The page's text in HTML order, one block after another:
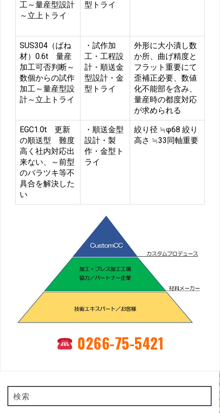
工～量産型設計
～立上トライ
型トライ
SUS304（ばね
材）0.6t 量産
加工可否判断～
数個からの試作
加工～量産型設
計～立上トライ
・試作加
工・工程設
計・順送金
型設計・金
型トライ
外形に大小潰し数
か所、曲げ精度と
フラット重要にて
歪補正必要、数値
化不能部を含み、
量産時の都度対応
が求められる
EGC1.0t 更新
の順送型 難度
高く社内対応出
来ない、～前型
のバラツキ等不
具合を解決した
い
・順送金型
設計・製
作・金型ト
ライ
絞り径 ≒φ68 絞り
高さ ≒33同軸重要
0266-75-5421
検索